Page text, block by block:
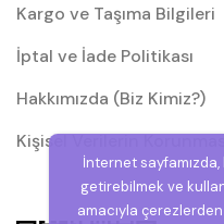
Kargo ve Taşıma Bilgileri
İptal ve İade Politikası
Hakkımızda (Biz Kimiz?)
Kişisel Verilerin
İnternet sayfamızda,
getirebilmek ve
amacıyla